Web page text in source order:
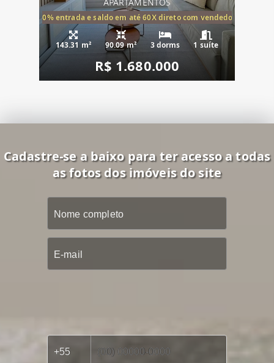
20% entrada e saldo em até 60X direto com vendedor
143.31 m² 90.09 m² 3 dorms 1 suíte
R$ 1.680.000
Cadastre-se a baixo para ter acesso a todas
as fotos dos imóveis do site